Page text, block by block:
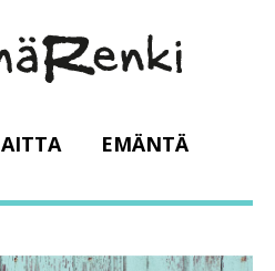
AITTA EMÄNTÄ